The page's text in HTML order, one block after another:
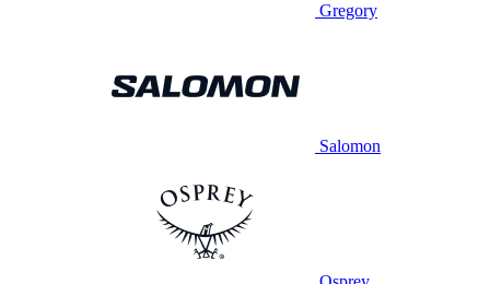
Gregory
Salomon